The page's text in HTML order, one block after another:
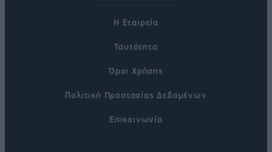
Η Εταιρεία
Ταυτότητα
Όροι Χρήσης
Πολιτική Προστασίας Δεδομένων
Επικοινωνία